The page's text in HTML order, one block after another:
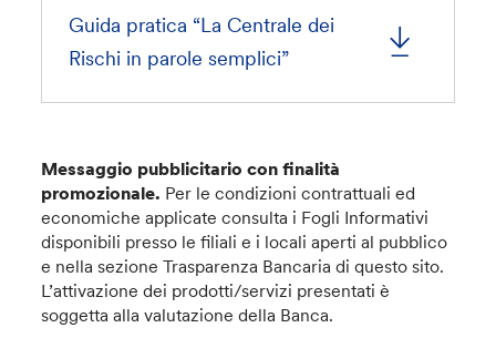
Guida pratica “La Centrale dei
Rischi in parole semplici”
Messaggio pubblicitario con finalità
promozionale. Per le condizioni contrattuali ed
economiche applicate consulta i Fogli Informativi
disponibili presso le filiali e i locali aperti al pubblico
e nella sezione Trasparenza Bancaria di questo sito.
L’attivazione dei prodotti/servizi presentati è
soggetta alla valutazione della Banca.